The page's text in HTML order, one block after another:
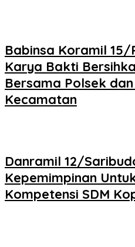
Babinsa Koramil 15/
Karya Bakti
Bersama Polsek
Kecamatan
Danramil 12/
Kepemimpinan
Kompetensi SDM